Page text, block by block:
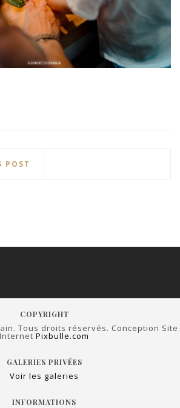
POST
COPYRIGHT
Tous droits réservés. Conception Site
Internet Pixbulle.com
GALERIES PRIVÉES
Voir les galeries
INFORMATIONS